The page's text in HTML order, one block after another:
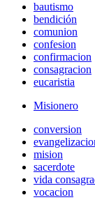
bautismo
bendición
comunion
confesion
confirmacion
consagracion
eucaristia
Misionero
conversion
mision
sacerdote
vida
vocacion